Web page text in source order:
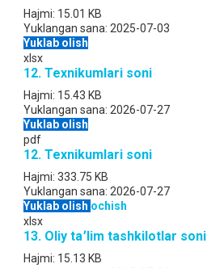
Hajmi: 15.01 KB
Yuklangan sana: 2025-07-03
Yuklab olish
xlsx
12. Texnikumlari soni
Hajmi: 15.43 KB
Yuklangan sana: 2026-07-27
Yuklab olish
pdf
12. Texnikumlari soni
Hajmi: 333.75 KB
Yuklangan sana: 2026-07-27
Yuklab olish ochish
xlsx
13. Oliy ta՚lim tashkilotlar soni
Hajmi: 15.13 KB